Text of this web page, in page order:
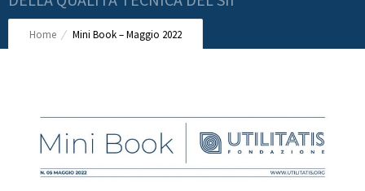
Home Mini Book – Maggio 2022